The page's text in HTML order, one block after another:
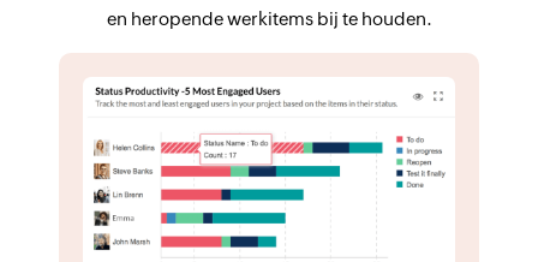
en heropende werkitems bij te houden.